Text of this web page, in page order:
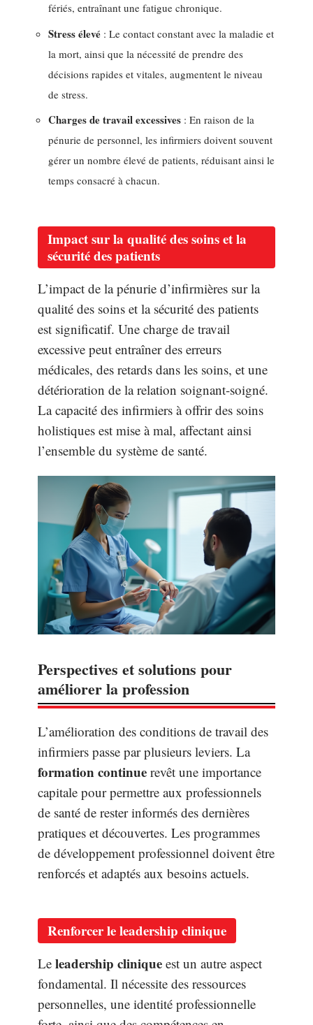
fériés, entraînant une fatigue chronique.
Stress élevé : Le contact constant avec la maladie et
la mort, ainsi que la nécessité de prendre des
décisions rapides et vitales, augmentent le niveau
de stress.
Charges de travail excessives : En raison de la
pénurie de personnel, les infirmiers doivent souvent
gérer un nombre élevé de patients, réduisant ainsi le
temps consacré à chacun.
Impact sur la qualité des soins et la
sécurité des patients
L’impact de la pénurie d’infirmières sur la
qualité des soins et la sécurité des patients
est significatif. Une charge de travail
excessive peut entraîner des erreurs
médicales, des retards dans les soins, et une
détérioration de la relation soignant-soigné.
La capacité des infirmiers à offrir des soins
holistiques est mise à mal, affectant ainsi
l’ensemble du système de santé.
Perspectives et solutions pour
améliorer la profession
L’amélioration des conditions de travail des
infirmiers passe par plusieurs leviers. La
formation continue revêt une importance
capitale pour permettre aux professionnels
de santé de rester informés des dernières
pratiques et découvertes. Les programmes
de développement professionnel doivent être
renforcés et adaptés aux besoins actuels.
Renforcer le leadership clinique
Le leadership clinique est un autre aspect
fondamental. Il nécessite des ressources
personnelles, une identité professionnelle